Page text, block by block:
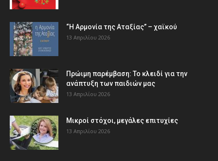
“Η Αρμονία της Αταξίας” – χαϊκού
13 Απριλίου 2026
Πρώιμη παρέμβαση: Το κλειδί για την
ανάπτυξη των παιδιών µας
13 Απριλίου 2026
Μικροί στόχοι, μεγάλες επιτυχίες
13 Απριλίου 2026